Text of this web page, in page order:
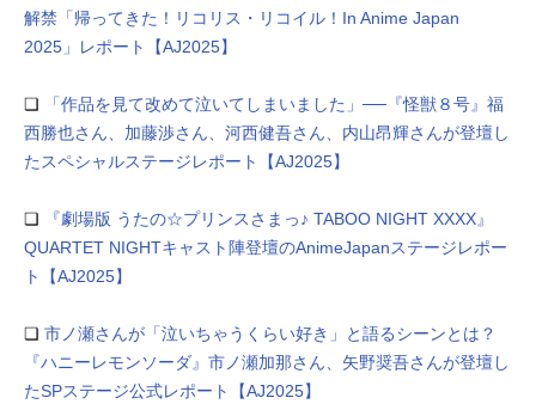
解禁「帰ってきた！リコリス・リコイル！In Anime Japan
2025」レポート【AJ2025】
❏
「作品を見て改めて泣いてしまいました」──『怪獣８号』福
西勝也さん、加藤渉さん、河西健吾さん、内山昂輝さんが登壇し
たスペシャルステージレポート【AJ2025】
❏
『劇場版 うたの☆プリンスさまっ♪ TABOO NIGHT XXXX』
QUARTET NIGHTキャスト陣登壇のAnimeJapanステージレポー
ト【AJ2025】
❏ 市ノ瀬さんが「泣いちゃうくらい好き」と語るシーンとは？
『ハニーレモンソーダ』市ノ瀬加那さん、⽮野奨吾さんが登壇し
たSPステージ公式レポート【AJ2025】